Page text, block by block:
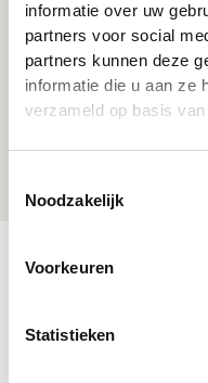
informatie over uw
partners voor social
partners kunnen deze
informatie die u aan ze
verzameld op basis
Noodzakelijk
Voorkeuren
Statistieken
Neem direct contact met ons
Telefoonnummer
+31 115 745075
Mail ons
© 2026 Premium Vloeren